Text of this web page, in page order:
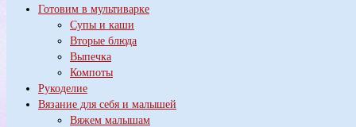
Готовим в мультиварке
Супы и каши
Вторые блюда
Выпечка
Компоты
Рукоделие
Вязание для себя и малышей
Вяжем малышам